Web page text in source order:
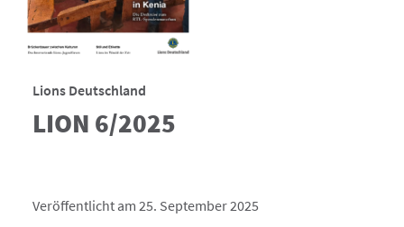
Lions Deutschland
LION 6/2025
Veröffentlicht am 25. September 2025